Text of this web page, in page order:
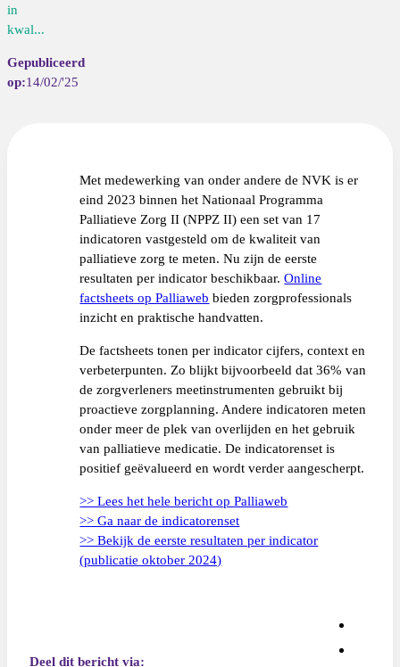
in
kwal...
14/02/'25
Met medewerking van onder andere de NVK is er
eind 2023 binnen het Nationaal Programma
Palliatieve Zorg II (NPPZ II) een set van 17
indicatoren vastgesteld om de kwaliteit van
palliatieve zorg te meten. Nu zijn de eerste
resultaten per indicator beschikbaar.Online
factsheets op Palliaweb bieden zorgprofessionals
inzicht en praktische handvatten.
De factsheets tonen per indicator cijfers, context en
verbeterpunten. Zo blijkt bijvoorbeeld dat 36% van
de zorgverleners meetinstrumenten gebruikt bij
proactieve zorgplanning. Andere indicatoren meten
onder meer de plek van overlijden en het gebruik
van palliatieve medicatie. De indicatorenset is
positief geëvalueerd en wordt verder aangescherpt.
>> Lees het hele bericht op Palliaweb
>> Ga naar de indicatorenset
>> Bekijk de eerste resultaten per indicator
(publicatie oktober 2024)
Deel dit bericht via: